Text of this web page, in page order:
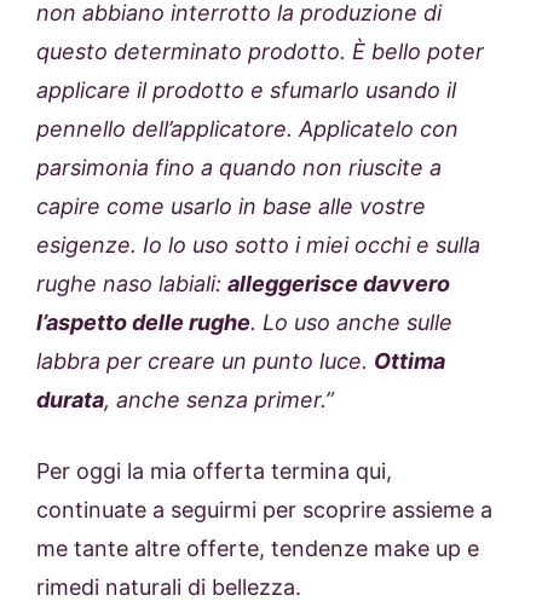
non abbiano interrotto la produzione di
questo determinato prodotto. È bello poter
applicare il prodotto e sfumarlo usando il
pennello dell’applicatore. Applicatelo con
parsimonia fino a quando non riuscite a
capire come usarlo in base alle vostre
esigenze. Io lo uso sotto i miei occhi e sulla
rughe naso labiali: alleggerisce davvero
l’aspetto delle rughe. Lo uso anche sulle
labbra per creare un punto luce. Ottima
durata, anche senza primer.”
Per oggi la mia offerta termina qui,
continuate a seguirmi per scoprire assieme a
me tante altre offerte, tendenze make up e
rimedi naturali di bellezza.